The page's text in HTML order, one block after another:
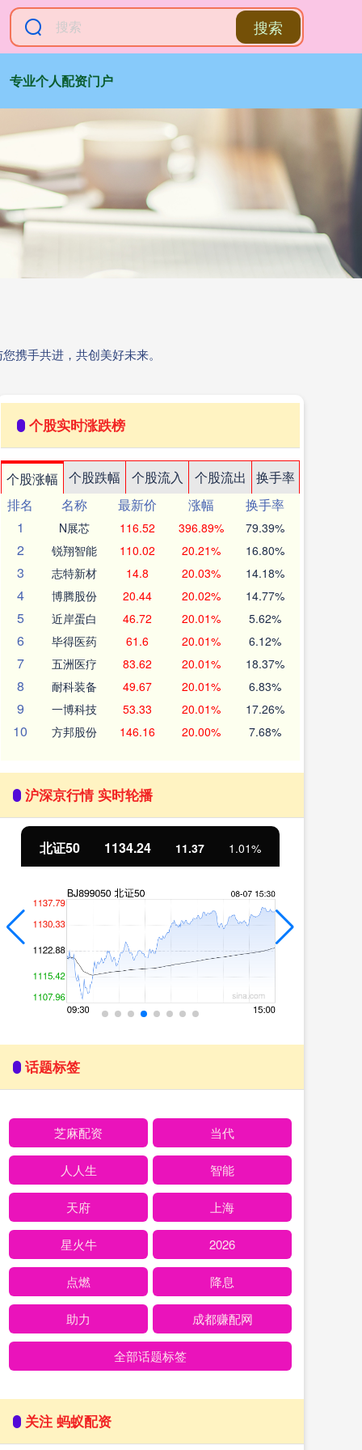
搜索
专业个人配资门户
携手共进，共创美好未来。
个股实时涨跌榜
个股涨幅 个股跌幅 个股流入 个股流出
换手率
排名
名称 最新价 涨幅
换手率
1
N展芯 116.52 396.89% 79.39%
2 锐翔智能 110.02 20.21% 16.80%
3 志特新材 14.8 20.03% 14.18%
4 博腾股份 20.44 20.02% 14.77%
5 近岸蛋白 46.72 20.01% 5.62%
6 毕得医药 61.6 20.01% 6.12%
7 五洲医疗 83.62 20.01% 18.37%
8 耐科装备 49.67 20.01% 6.83%
9 一博科技 53.33 20.01% 17.26%
10 方邦股份 146.16 20.00% 7.68%
沪深京行情 实时轮播
北证50 1134.24 11.37 1.01%
话题标签
芝麻配资 当代
人人生 智能
天府 上海
星火牛 2026
点燃 降息
助力 成都赚配网
全部话题标签
关注 蚂蚁配资